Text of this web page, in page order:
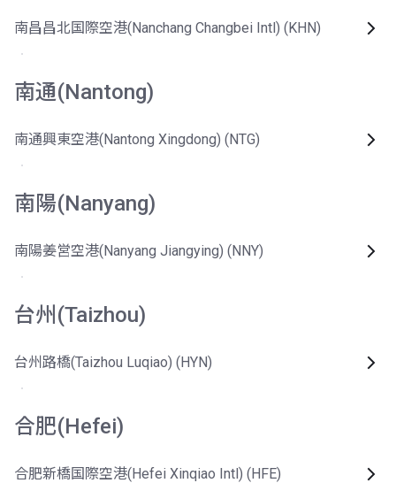
南昌昌北国際空港(Nanchang Changbei Intl) (KHN)
南通(Nantong)
南通興東空港(Nantong Xingdong) (NTG)
南陽(Nanyang)
南陽姜営空港(Nanyang Jiangying) (NNY)
台州(Taizhou)
台州路橋(Taizhou Luqiao) (HYN)
合肥(Hefei)
合肥新橋国際空港(Hefei Xinqiao Intl) (HFE)